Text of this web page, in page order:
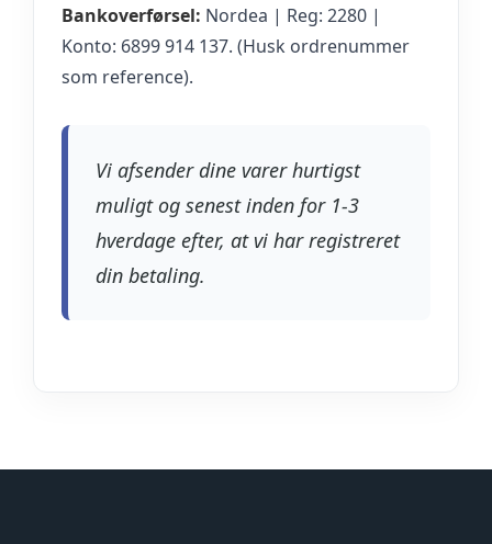
Bankoverførsel: Nordea | Reg: 2280 |
Konto: 6899 914 137. (Husk ordrenummer
som reference).
Vi afsender dine varer hurtigst
muligt og senest inden for 1-3
hverdage efter, at vi har registreret
din betaling.